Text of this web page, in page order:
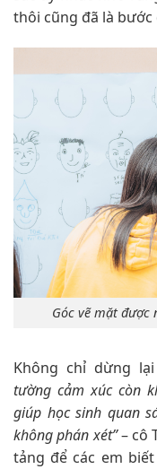
thôi cũng đã là bước
Góc vẽ mặt được
Không chỉ dừng
tường cảm xúc còn
giúp học sinh quan
không phán xét”– cô
tảng để các em